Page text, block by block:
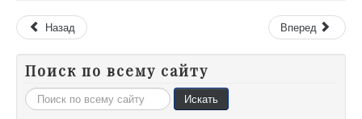
Назад Вперед
Поиск по всему сайту
Искать... Искать